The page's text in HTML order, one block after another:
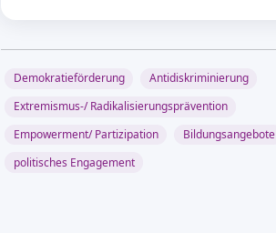
Demokratieförderung
Antidiskriminierung
Extremismus-/ Radikalisierungsprävention
Empowerment/ Partizipation
Bildungsangebote
politisches Engagement